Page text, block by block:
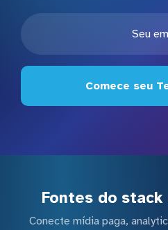
Comece seu
Fontes do
Conecte mídia paga,